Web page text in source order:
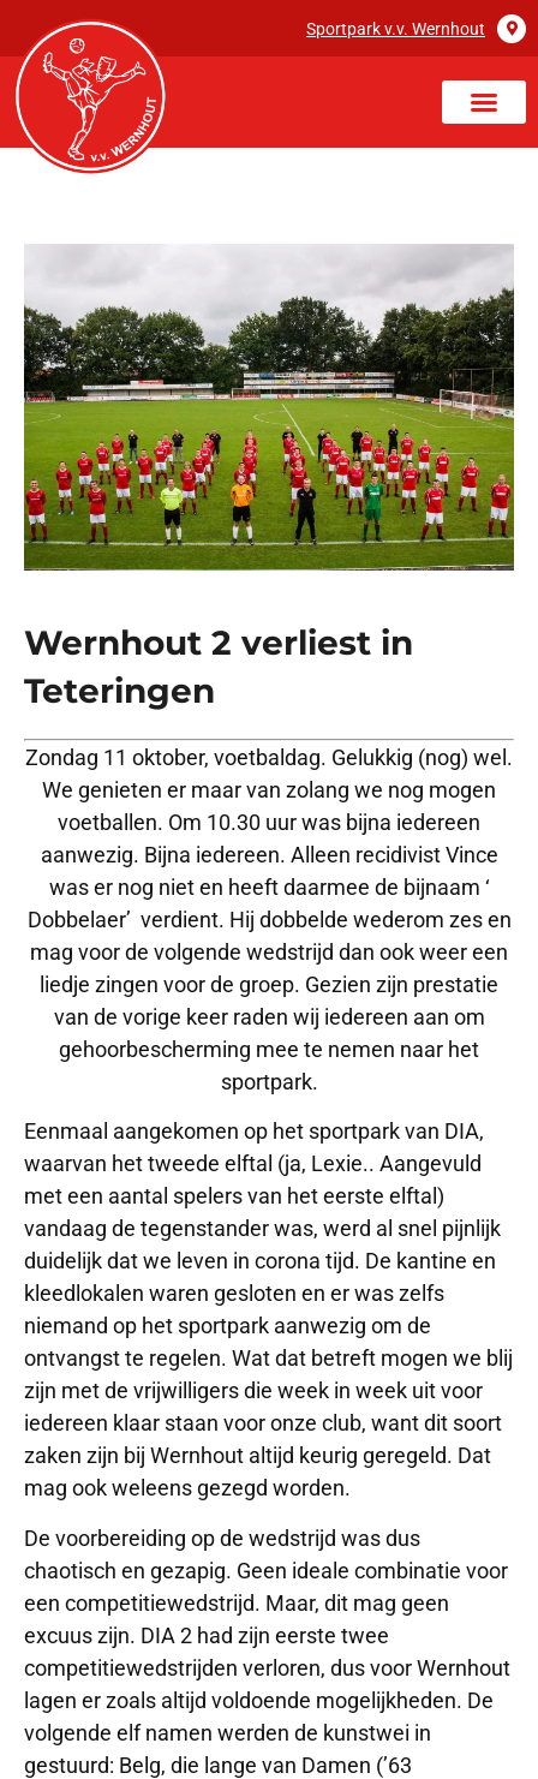
Sportpark v.v. Wernhout
Wernhout 2 verliest in
Teteringen
Zondag 11 oktober, voetbaldag. Gelukkig (nog) wel.
We genieten er maar van zolang we nog mogen
voetballen. Om 10.30 uur was bijna iedereen
aanwezig. Bijna iedereen. Alleen recidivist Vince
was er nog niet en heeft daarmee de bijnaam ‘
Dobbelaer’ verdient. Hij dobbelde wederom zes en
mag voor de volgende wedstrijd dan ook weer een
liedje zingen voor de groep. Gezien zijn prestatie
van de vorige keer raden wij iedereen aan om
gehoorbescherming mee te nemen naar het
sportpark.
Eenmaal aangekomen op het sportpark van DIA,
waarvan het tweede elftal (ja, Lexie.. Aangevuld
met een aantal spelers van het eerste elftal)
vandaag de tegenstander was, werd al snel pijnlijk
duidelijk dat we leven in corona tijd. De kantine en
kleedlokalen waren gesloten en er was zelfs
niemand op het sportpark aanwezig om de
ontvangst te regelen. Wat dat betreft mogen we blij
zijn met de vrijwilligers die week in week uit voor
iedereen klaar staan voor onze club, want dit soort
zaken zijn bij Wernhout altijd keurig geregeld. Dat
mag ook weleens gezegd worden.
De voorbereiding op de wedstrijd was dus
chaotisch en gezapig. Geen ideale combinatie voor
een competitiewedstrijd. Maar, dit mag geen
excuus zijn. DIA 2 had zijn eerste twee
competitiewedstrijden verloren, dus voor Wernhout
lagen er zoals altijd voldoende mogelijkheden. De
volgende elf namen werden de kunstwei in
gestuurd: Belg, die lange van Damen (’63